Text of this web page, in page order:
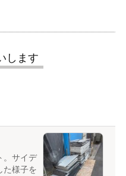
します
。サイデ
た様子を